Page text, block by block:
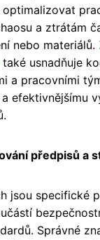
optimalizovat
a ztrátám
nebo materiálů.
také usnadňuje
a pracovními
efektivnějšímu
předpisů a
jsou specifické
Správné